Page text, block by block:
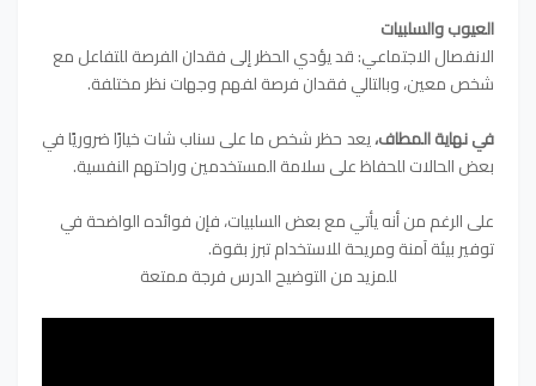
العيوب والسلبيات
الانفصال الاجتماعي: قد يؤدي الحظر إلى فقدان الفرصة للتفاعل مع
شخص معين، وبالتالي فقدان فرصة لفهم وجهات نظر مختلفة.
في نهاية المطاف،يعد حظر شخص ما على سناب شات خيارًا ضروريًا في
بعض الحالات للحفاظ على سلامة المستخدمين وراحتهم النفسية.
على الرغم من أنه يأتي مع بعض السلبيات، فإن فوائده الواضحة في
توفير بيئة آمنة ومريحة للاستخدام تبرز بقوة.
للمزيد من التوضيح الدرس فرجة ممتعة